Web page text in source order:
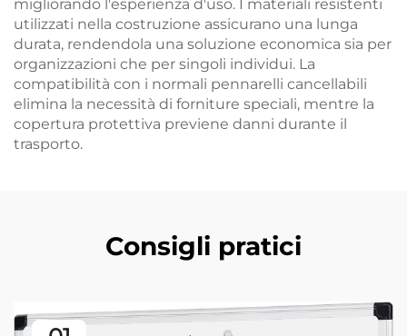
migliorando l'esperienza d'uso. I materiali resistenti
utilizzati nella costruzione assicurano una lunga
durata, rendendola una soluzione economica sia per
organizzazioni che per singoli individui. La
compatibilità con i normali pennarelli cancellabili
elimina la necessità di forniture speciali, mentre la
copertura protettiva previene danni durante il
trasporto.
Consigli pratici